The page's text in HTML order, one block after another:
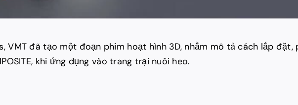
VMT đã tạo một đoạn phim hoạt hình 3D, nhằm mô tả cách lắp
khi ứng dụng vào trang trại nuôi heo.